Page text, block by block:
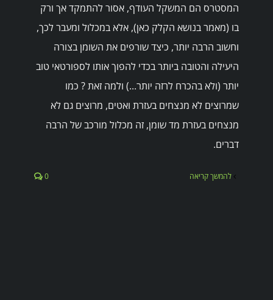
המסטרס הם המשקל העודף, אסור להתמקד אך ורק
בו (מאמר בנושא הקלק כאן), אלא במכלול ומעבר לכך,
וחשוב הרבה יותר, כיצד שורפים את השומן בצורה
היעילה והטובה ביותר בכדי להפוך אותו לספורטאי טוב
יותר (ולא בהכרח לרזה יותר...) ולמה זאת ? כמו
שמרוצים לא מנצחים בעזרת ואטים, מרוצים גם לא
מנצחים בעזרת מד שומן, זה מכלול מורכב של הרבה
דברים.
להמשך קריאה 0